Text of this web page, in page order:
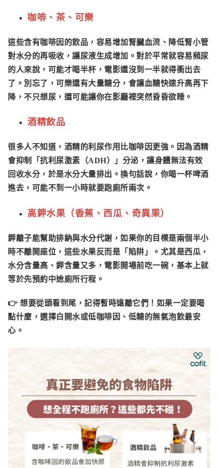
咖啡、茶、可樂
這些含有咖啡因的飲品，容易增加腎臟血流、降低腎小管
對水分的再吸收，讓尿液生成增加。對於平常就容易頻尿
的人來說，可能才喝半杯，電影還沒到一半就得衝出去
了。別忘了，可樂還有大量糖分，會讓血糖快速升高再下
降，不只想尿，還可能讓你在影廳裡突然昏昏欲睡。
酒精飲品
很多人不知道，酒精的利尿作用比咖啡因更強。因為酒精
會抑制「抗利尿激素 （ADH）
」分泌，讓身體無法有效
回收水分，於是水分大量排出。換句話說，你喝一杯啤酒
進去，可能不到一小時就要跑廁所兩次。
高鉀水果（香蕉、西瓜、奇異果）
鉀離子能幫助排鈉與水分代謝，如果你的目標是兩個半小
時不離開座位，這些水果反而是「陷阱」。尤其是西瓜，
水分含量高、鉀含量又多，電影開場前吃一碗，基本上就
等於先預約中途廁所行程。
👉 想要從頭看到尾，記得暫時遠離它們！ 如果一定要喝
點什麼，選擇白開水或低咖啡因、低糖的無氣泡飲最安
心。